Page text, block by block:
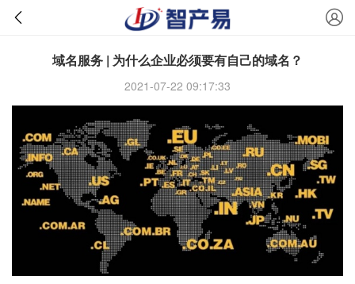
域名服务 | 为什么企业必须要有自己的域名？
2021-07-22 09:17:33